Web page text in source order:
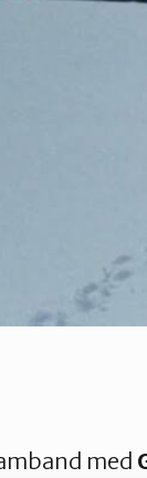
med